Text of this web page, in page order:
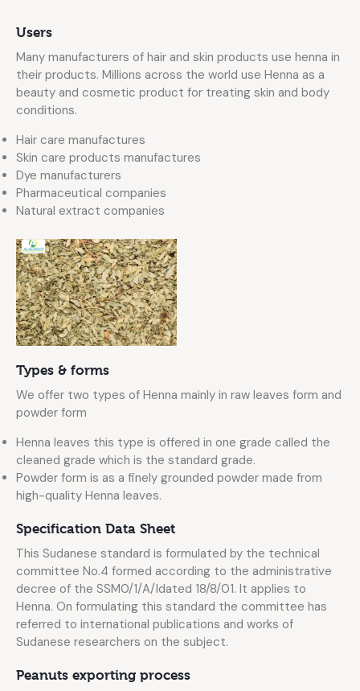
Users
Many manufacturers of hair and skin products use henna in
their products. Millions across the world use Henna as a
beauty and cosmetic product for treating skin and body
conditions.
Hair care manufactures
Skin care products manufactures
Dye manufacturers
Pharmaceutical companies
Natural extract companies
Types & forms
We offer two types of Henna mainly in raw leaves form and
powder form
Henna leaves this type is offered in one grade called the
cleaned grade which is the standard grade.
Powder form is as a finely grounded powder made from
high-quality Henna leaves.
Specification Data Sheet
This Sudanese standard is formulated by the technical
committee No.4 formed according to the administrative
decree of the SSM0/1/A/Idated 18/8/01. It applies to
Henna. On formulating this standard the committee has
referred to international publications and works of
Sudanese researchers on the subject.
Peanuts exporting process